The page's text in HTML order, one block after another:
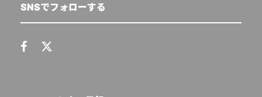
SNSでフォローする